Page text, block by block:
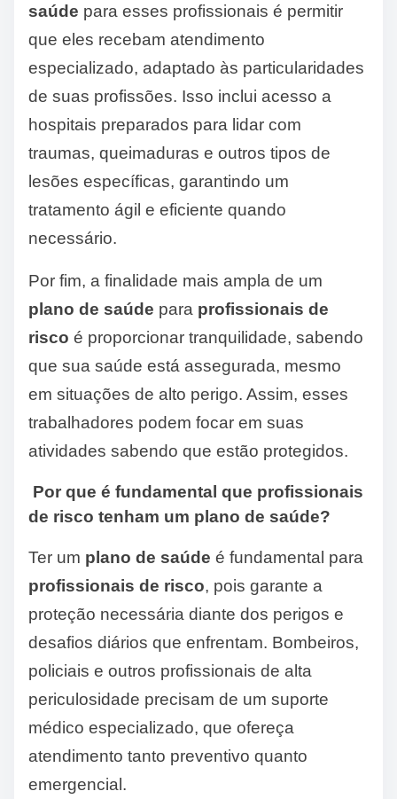
saúde para esses profissionais é permitir
que eles recebam atendimento
especializado, adaptado às particularidades
de suas profissões. Isso inclui acesso a
hospitais preparados para lidar com
traumas, queimaduras e outros tipos de
lesões específicas, garantindo um
tratamento ágil e eficiente quando
necessário.
Por fim, a finalidade mais ampla de um
plano de saúde para profissionais de
risco é proporcionar tranquilidade, sabendo
que sua saúde está assegurada, mesmo
em situações de alto perigo. Assim, esses
trabalhadores podem focar em suas
atividades sabendo que estão protegidos.
Por que é fundamental que profissionais
de risco tenham um plano de saúde?
Ter um plano de saúde é fundamental para
profissionais de risco, pois garante a
proteção necessária diante dos perigos e
desafios diários que enfrentam. Bombeiros,
policiais e outros profissionais de alta
periculosidade precisam de um suporte
médico especializado, que ofereça
atendimento tanto preventivo quanto
emergencial.